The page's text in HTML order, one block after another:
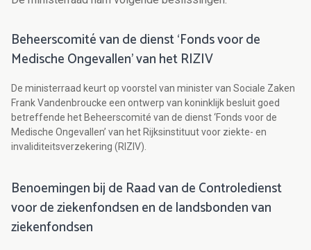
Beheerscomité van de dienst ‘Fonds voor de
Medische Ongevallen’ van het RIZIV
De ministerraad keurt op voorstel van minister van Sociale Zaken
Frank Vandenbroucke een ontwerp van koninklijk besluit goed
betreffende het Beheerscomité van de dienst ‘Fonds voor de
Medische Ongevallen’ van het Rijksinstituut voor ziekte- en
invaliditeitsverzekering (RIZIV).
Benoemingen bij de Raad van de Controledienst
voor de ziekenfondsen en de landsbonden van
ziekenfondsen